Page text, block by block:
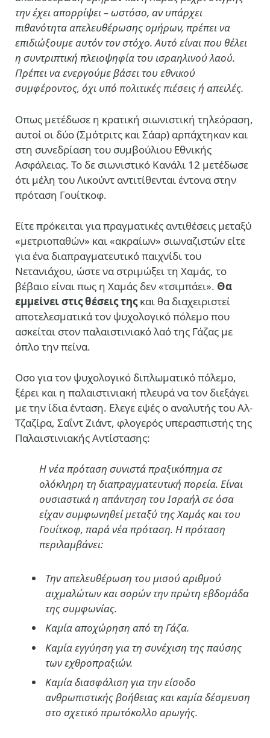
την έχει απορρίψει – ωστόσο, αν υπάρχει
πιθανότητα απελευθέρωσης ομήρων, πρέπει να
επιδιώξουμε αυτόν τον στόχο. Αυτό είναι που θέλει
η συντριπτική πλειοψηφία του ισραηλινού λαού.
Πρέπει να ενεργούμε βάσει του εθνικού
συμφέροντος, όχι υπό πολιτικές πιέσεις ή απειλές.
Οπως μετέδωσε η κρατική σιωνιστική τηλεόραση,
αυτοί οι δύο (Σμότριτς και Σάαρ) αρπάχτηκαν και
στη συνεδρίαση του συμβούλιου Εθνικής
Ασφάλειας. Το δε σιωνιστικό Κανάλι 12 μετέδωσε
ότι μέλη του Λικούντ αντιτίθενται έντονα στην
πρόταση Γουίτκοφ.
Είτε πρόκειται για πραγματικές αντιθέσεις μεταξύ
«μετριοπαθών» και «ακραίων» σιωναζιστών είτε
για ένα διαπραγματευτικό παιχνίδι του
Νετανιάχου, ώστε να στριμώξει τη Χαμάς, το
βέβαιο είναι πως η Χαμάς δεν «τσιμπάει». Θα
εμμείνει στις θέσεις τηςκαι θα διαχειριστεί
αποτελεσματικά τον ψυχολογικό πόλεμο που
ασκείται στον παλαιστινιακό λαό της Γάζας με
όπλο την πείνα.
Οσο για τον ψυχολογικό διπλωματικό πόλεμο,
ξέρει και η παλαιστινιακή πλευρά να τον διεξάγει
με την ίδια ένταση. Ελεγε εψές ο αναλυτής του Αλ-
Τζαζίρα, Σαΐντ Ζιάντ, φλογερός υπερασπιστής της
Παλαιστινιακής Αντίστασης:
Η νέα πρόταση συνιστά πραξικόπημα σε
ολόκληρη τη διαπραγματευτική πορεία. Είναι
ουσιαστικά η απάντηση του Ισραήλ σε όσα
είχαν συμφωνηθεί μεταξύ της Χαμάς και του
Γουίτκοφ, παρά νέα πρόταση. Η πρόταση
περιλαμβάνει:
Την απελευθέρωση του μισού αριθμού
αιχμαλώτων και σορών την πρώτη εβδομάδα
της συμφωνίας.
Καμία αποχώρηση από τη Γάζα.
Καμία εγγύηση για τη συνέχιση της παύσης
των εχθροπραξιών.
Καμία διασφάλιση για την είσοδο
ανθρωπιστικής βοήθειας και καμία δέσμευση
στο σχετικό πρωτόκολλο αρωγής.